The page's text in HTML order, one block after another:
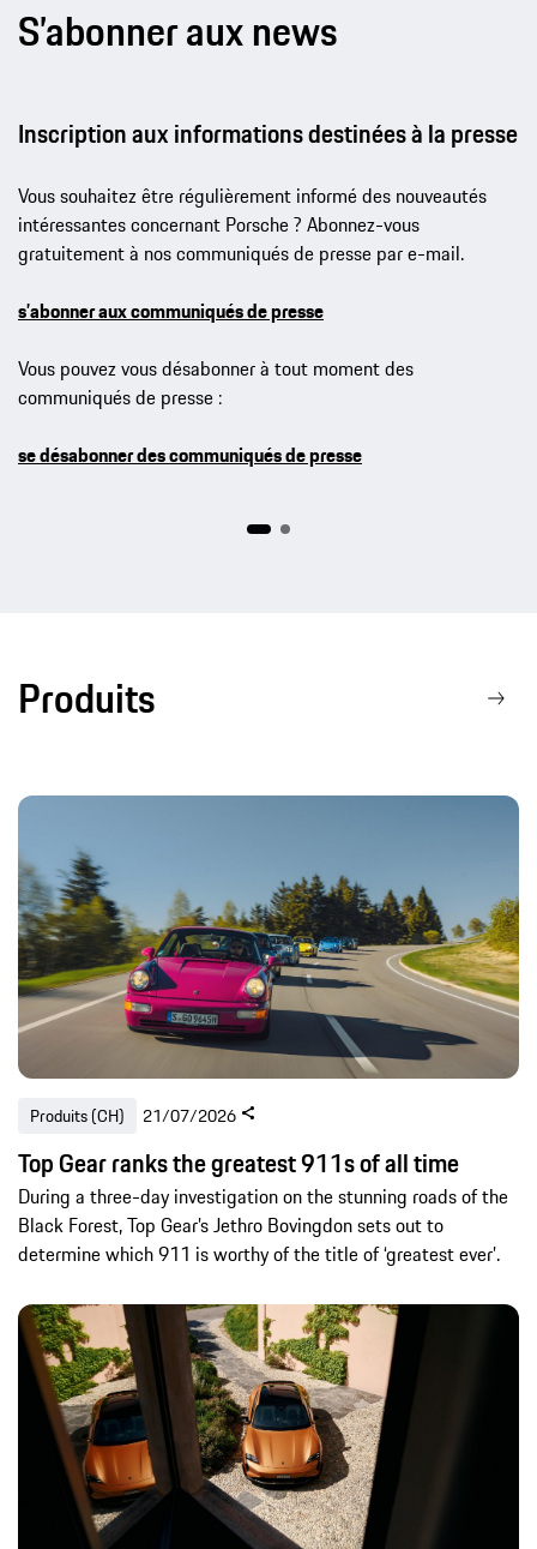
S’abonner aux news
Inscription aux informations destinées à la presse
Vous souhaitez être régulièrement informé des nouveautés
intéressantes concernant Porsche ? Abonnez-vous
gratuitement à nos communiqués de presse par e-mail.
s’abonner aux communiqués de presse
Vous pouvez vous désabonner à tout moment des
communiqués de presse :
se désabonner des communiqués de presse
Produits
Produits (CH) 21/07/2026
Top Gear ranks the greatest 911s of all time
During a three-day investigation on the stunning roads of the
Black Forest, Top Gear’s Jethro Bovingdon sets out to
determine which 911 is worthy of the title of ‘greatest ever’.